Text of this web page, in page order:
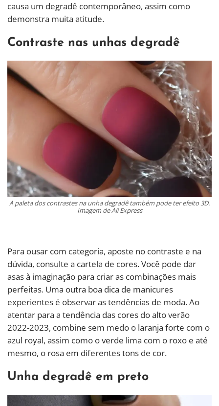
causa um degradê contemporâneo, assim como
demonstra muita atitude.
Contraste nas unhas degradê
A paleta dos contrastes na unha degradê também pode ter efeito 3D.
Imagem de Ali Express
Para ousar com categoria, aposte no contraste e na
dúvida, consulte a cartela de cores. Você pode dar
asas à imaginação para criar as combinações mais
perfeitas. Uma outra boa dica de manicures
experientes é observar as tendências de moda. Ao
atentar para a tendência das cores do alto verão
2022-2023, combine sem medo o laranja forte com o
azul royal, assim como o verde lima com o roxo e até
mesmo, o rosa em diferentes tons de cor.
Unha degradê em preto